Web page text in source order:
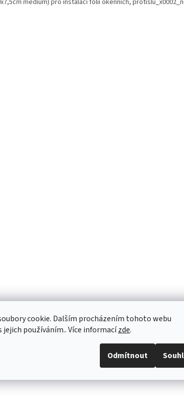
cookie. Dalším procházením tohoto webu
jejich používáním.. Více informacízde.
Odmítnout
medium) pro instalaci fólií okenních,